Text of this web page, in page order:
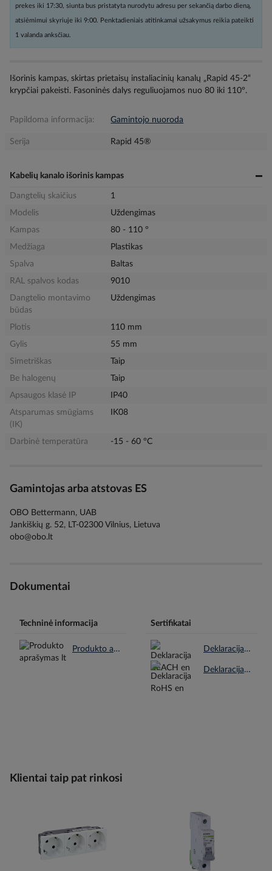
prekes iki 17:30, siunta bus pristatyta nurodytu adresu per sekančią darbo dieną,
atsiėmimui skyriuje iki 9:00. Penktadieniais atitinkamai užsakymus reikia pateikti
1 valanda anksčiau.
Išorinis kampas, skirtas prietaisų instaliacinių kanalų „Rapid 45-2“
krypčiai pakeisti. Fasoninės dalys reguliuojamos nuo 80 iki 110°.
Papildoma informacija: Gamintojo nuoroda
Serija Rapid 45®
Kabelių kanalo išorinis kampas
Dangtelių skaičius
1
Modelis
Uždengimas
Kampas
80 - 110 °
Medžiaga
Plastikas
Spalva
Baltas
RAL spalvos kodas
9010
Dangtelio montavimo
būdas
Uždengimas
Plotis
110 mm
Gylis
55 mm
Simetriškas
Taip
Be halogenų
Taip
Apsaugos klasė IP
IP40
Atsparumas smūgiams
(IK)
IK08
Darbinė temperatūra -15 - 60 °C
Gamintojas arba atstovas ES
OBO Bettermann, UAB
Jankiškių g. 52, LT-02300 Vilnius, Lietuva
obo@obo.lt
Dokumentai
Techninė informacija
Produkto aprašymas lt.pdf
Sertifikatai
Deklaracija REACH en.pdf
Deklaracija RoHS en.pdf
Klientai taip pat rinkosi